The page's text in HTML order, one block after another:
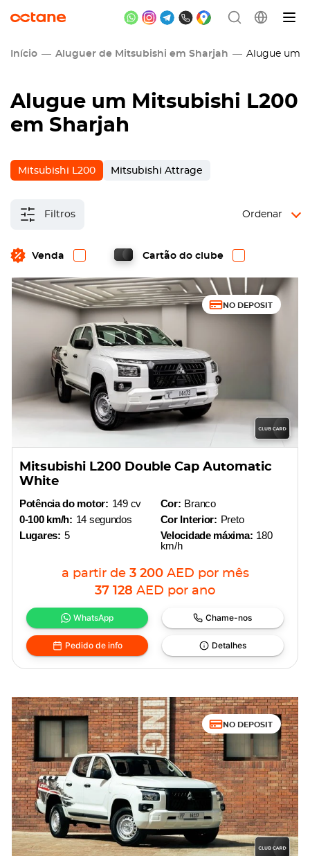
Início Aluguer de Mitsubishi em Sharjah Alugue um
Alugue um Mitsubishi L200
em Sharjah
Mitsubishi L200 Mitsubishi Attrage
Filtros
Venda Cartão do clube
Ordenar
NO DEPOSIT
Mitsubishi L200 Double Cap Automatic
White
Potência do motor: 149 cv
0-100 km/h: 14 segundos
Lugares: 5
Cor: Branco
Cor Interior: Preto
Velocidade máxima: 180
km/h
a partir de 3 200 AED por mês
37 128 AED por ano
WhatsApp Chame-nos
Pedido de info Detalhes
NO DEPOSIT